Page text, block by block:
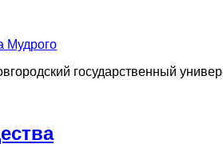
Мудрого
государственный